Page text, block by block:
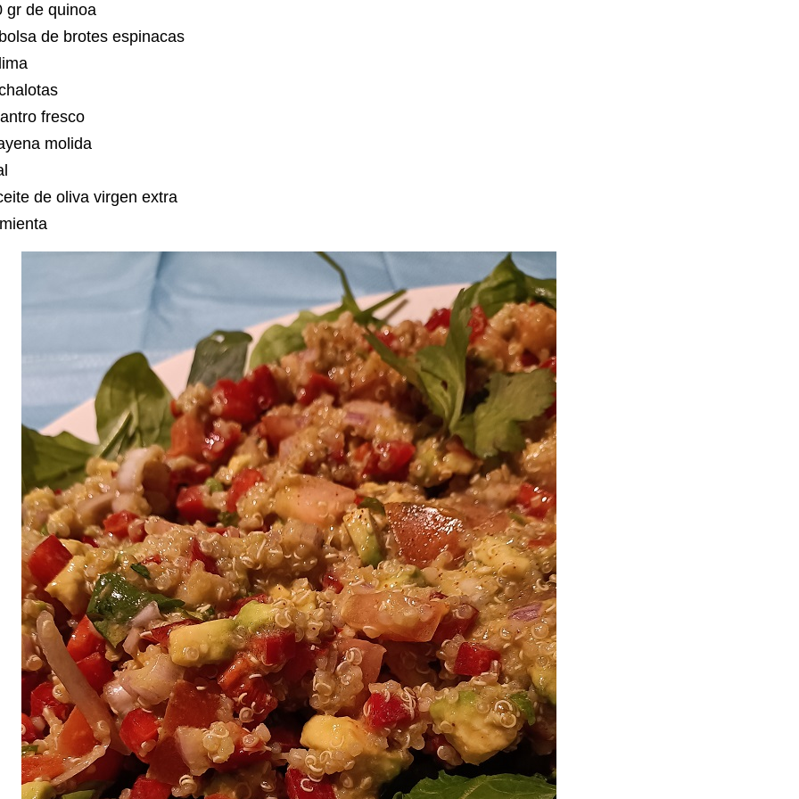
gr de quinoa
de brotes espinacas
fresco
molida
de oliva virgen extra